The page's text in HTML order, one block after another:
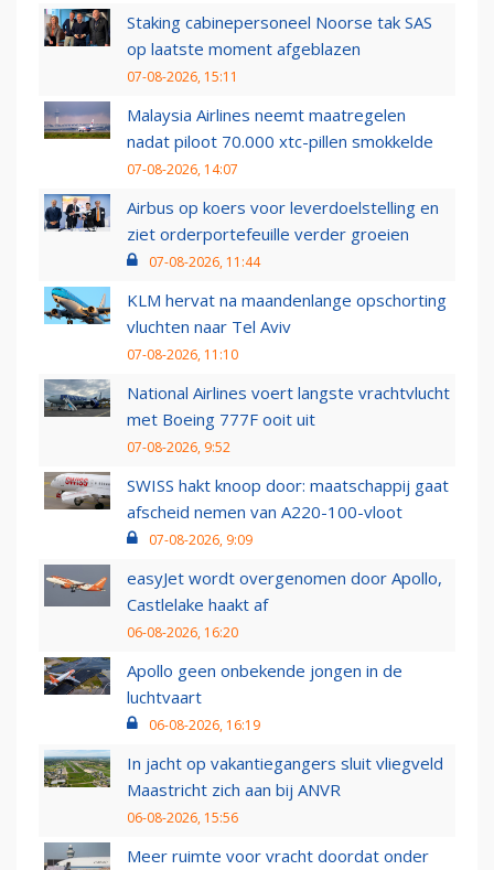
Staking cabinepersoneel Noorse tak SAS
op laatste moment afgeblazen
07-08-2026, 15:11
Malaysia Airlines neemt maatregelen
nadat piloot 70.000 xtc-pillen smokkelde
07-08-2026, 14:07
Airbus op koers voor leverdoelstelling en
ziet orderportefeuille verder groeien
07-08-2026, 11:44
KLM hervat na maandenlange opschorting
vluchten naar Tel Aviv
07-08-2026, 11:10
National Airlines voert langste vrachtvlucht
met Boeing 777F ooit uit
07-08-2026, 9:52
SWISS hakt knoop door: maatschappij gaat
afscheid nemen van A220-100-vloot
07-08-2026, 9:09
easyJet wordt overgenomen door Apollo,
Castlelake haakt af
06-08-2026, 16:20
Apollo geen onbekende jongen in de
luchtvaart
06-08-2026, 16:19
In jacht op vakantiegangers sluit vliegveld
Maastricht zich aan bij ANVR
06-08-2026, 15:56
Meer ruimte voor vracht doordat onder